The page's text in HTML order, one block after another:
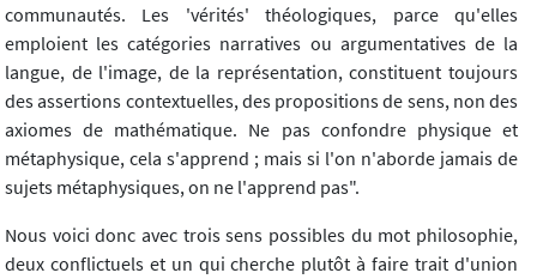
communautés. Les 'vérités' théologiques, parce qu'elles
emploient les catégories narratives ou argumentatives de la
langue, de l'image, de la représentation, constituent toujours
des assertions contextuelles, des propositions de sens, non des
axiomes de mathématique. Ne pas confondre physique et
métaphysique, cela s'apprend ; mais si l'on n'aborde jamais de
sujets métaphysiques, on ne l'apprend pas".
Nous voici donc avec trois sens possibles du mot philosophie,
deux conflictuels et un qui cherche plutôt à faire trait d'union